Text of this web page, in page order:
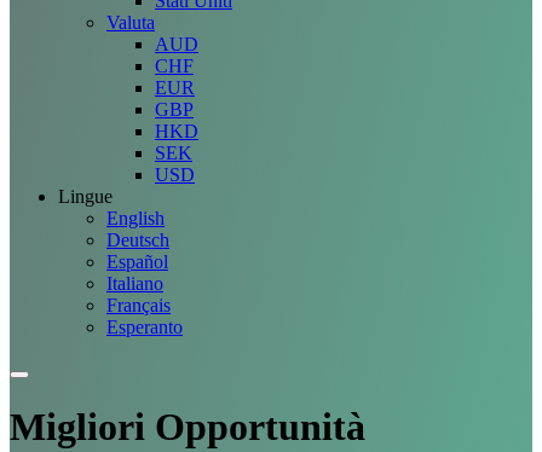
Valuta
AUD
CHF
EUR
GBP
HKD
SEK
USD
Lingue
English
Deutsch
Español
Italiano
Français
Esperanto
Migliori Opportunità